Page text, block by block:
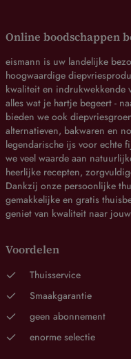
Online boodschappen
eismann is uw landelijke
hoogwaardige
kwaliteit en indrukwekkende
alles wat je hartje begeert -
bieden we ook
alternatieven, bakwaren en
legendarische ijs voor echte
we veel waarde aan
heerlijke recepten,
Dankzij onze persoonlijke
gemakkelijke en gratis
geniet van kwaliteit naar
Voordelen
Thuisservice
Smaakgarantie
geen abonnement
enorme selectie